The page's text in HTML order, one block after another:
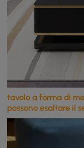
tavolo a forma di
possono esaltare il